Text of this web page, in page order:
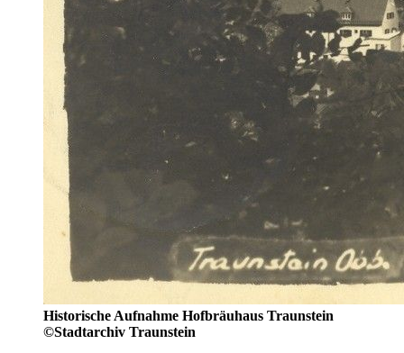
Historische Aufnahme Hofbräuhaus Traunstein
©Stadtarchiv Traunstein